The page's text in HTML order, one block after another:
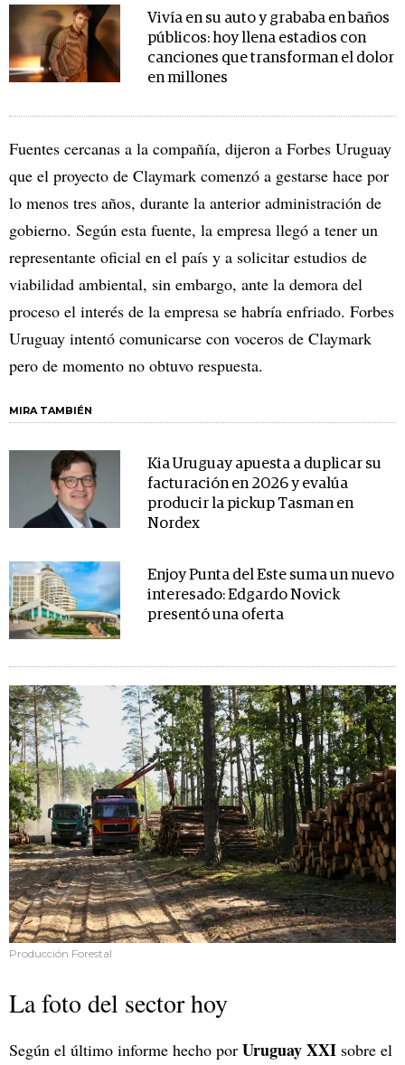
Vivía en su auto y grababa en baños
públicos: hoy llena estadios con
canciones que transforman el dolor
en millones
Fuentes cercanas a la compañía, dijeron a Forbes Uruguay
que el proyecto de Claymark comenzó a gestarse hace por
lo menos tres años, durante la anterior administración de
gobierno. Según esta fuente, la empresa llegó a tener un
representante oficial en el país y a solicitar estudios de
viabilidad ambiental, sin embargo, ante la demora del
proceso el interés de la empresa se habría enfriado. Forbes
Uruguay intentó comunicarse con voceros de Claymark
pero de momento no obtuvo respuesta.
MIRA TAMBIÉN
Kia Uruguay apuesta a duplicar su
facturación en 2026 y evalúa
producir la pickup Tasman en
Nordex
Enjoy Punta del Este suma un nuevo
interesado: Edgardo Novick
presentó una oferta
Producción Forestal
La foto del sector hoy
Según el último informe hecho por Uruguay XXI sobre el